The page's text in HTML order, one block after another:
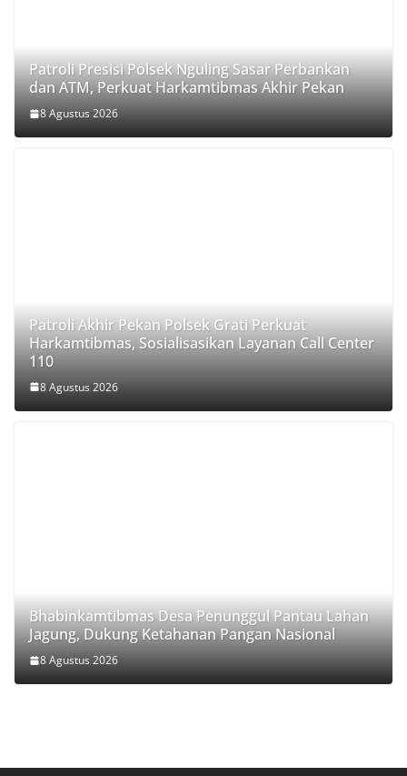
Patroli Presisi Polsek Nguling Sasar Perbankan
dan ATM, Perkuat Harkamtibmas Akhir Pekan
8 Agustus 2026
Patroli Akhir Pekan Polsek Grati Perkuat
Harkamtibmas, Sosialisasikan Layanan Call Center
110
8 Agustus 2026
Bhabinkamtibmas Desa Penunggul Pantau Lahan
Jagung, Dukung Ketahanan Pangan Nasional
8 Agustus 2026